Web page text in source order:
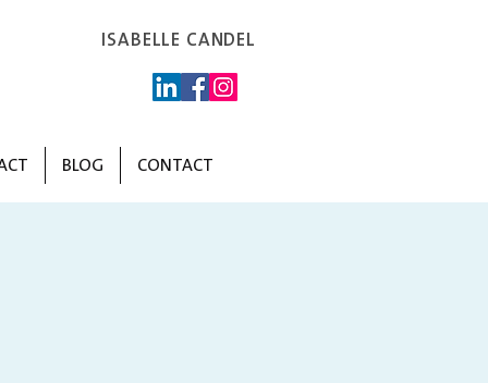
ISABELLE CANDEL
BLOG CONTACT